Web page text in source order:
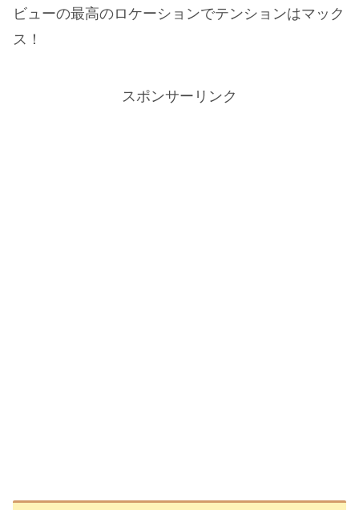
ビューの最高のロケーションでテンションはマック
ス！
スポンサーリンク